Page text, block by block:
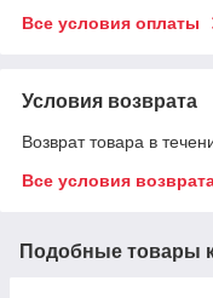
Все условия оплаты
Условия возврата
Возврат товара в
Все условия
Подобные товары